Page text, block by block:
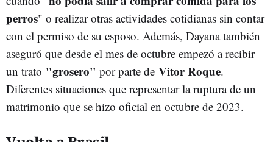
perros" o realizar otras actividades cotidianas sin contar
con el permiso de su esposo. Además, Dayana también
aseguró que desde el mes de octubre empezó a recibir
un trato "grosero" por parte de Vitor Roque.
Diferentes situaciones que representar la ruptura de un
matrimonio que se hizo oficial en octubre de 2023.